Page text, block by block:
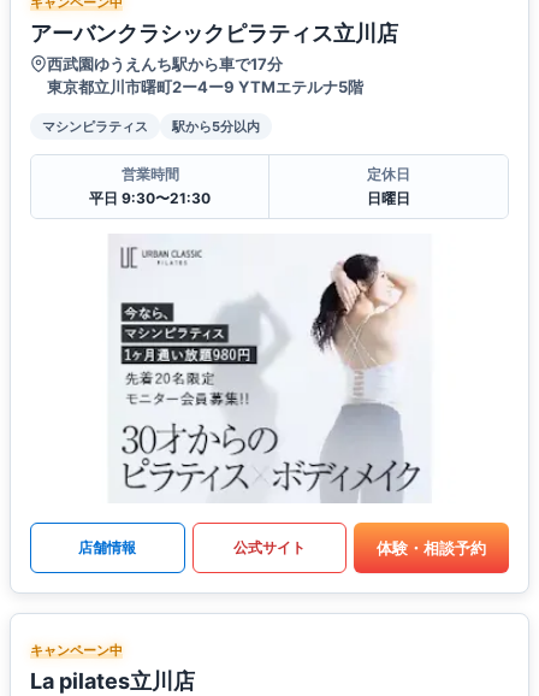
アーバンクラシックピラティス立川店
西武園ゆうえんち駅から車で17分
東京都立川市曙町2ー4ー9 YTMエテルナ5階
マシンピラティス 駅から5分以内
営業時間
平日 9:30〜21:30
定休日
日曜日
店舗情報 公式サイト 体験・相談予約
キャンペーン中
La pilates立川店